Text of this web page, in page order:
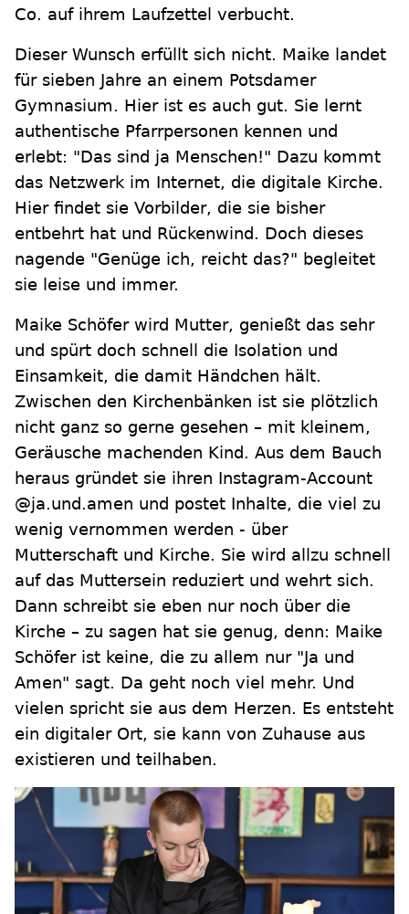
Co. auf ihrem Laufzettel verbucht.
Dieser Wunsch erfüllt sich nicht. Maike landet
für sieben Jahre an einem Potsdamer
Gymnasium. Hier ist es auch gut. Sie lernt
authentische Pfarrpersonen kennen und
erlebt: "Das sind ja Menschen!" Dazu kommt
das Netzwerk im Internet, die digitale Kirche.
Hier findet sie Vorbilder, die sie bisher
entbehrt hat und Rückenwind. Doch dieses
nagende "Genüge ich, reicht das?" begleitet
sie leise und immer.
Maike Schöfer wird Mutter, genießt das sehr
und spürt doch schnell die Isolation und
Einsamkeit, die damit Händchen hält.
Zwischen den Kirchenbänken ist sie plötzlich
nicht ganz so gerne gesehen – mit kleinem,
Geräusche machenden Kind. Aus dem Bauch
heraus gründet sie ihren Instagram-Account
@ja.und.amen und postet Inhalte, die viel zu
wenig vernommen werden - über
Mutterschaft und Kirche. Sie wird allzu schnell
auf das Muttersein reduziert und wehrt sich.
Dann schreibt sie eben nur noch über die
Kirche – zu sagen hat sie genug, denn: Maike
Schöfer ist keine, die zu allem nur "Ja und
Amen" sagt. Da geht noch viel mehr. Und
vielen spricht sie aus dem Herzen. Es entsteht
ein digitaler Ort, sie kann von Zuhause aus
existieren und teilhaben.